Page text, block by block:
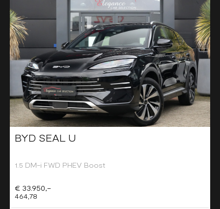
BYD SEAL U
1.5 DM-i FWD PHEV Boost
€ 33.950,-
464,78